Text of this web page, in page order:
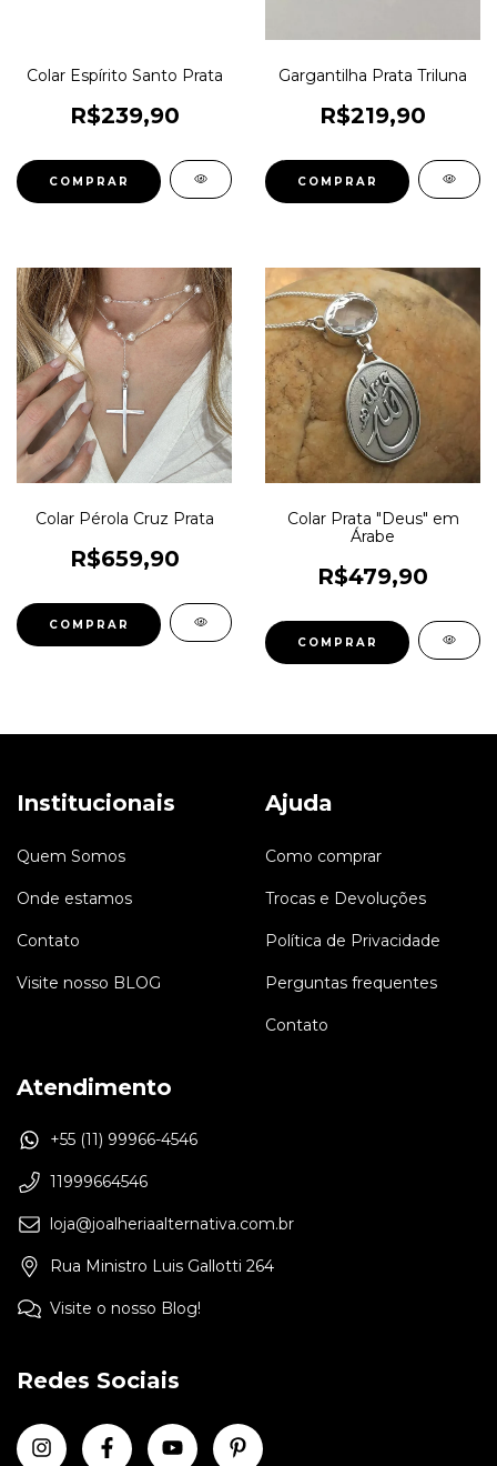
Colar Espírito Santo Prata
R$239,90
Gargantilha Prata Triluna
R$219,90
Colar Pérola Cruz Prata
R$659,90
Colar Prata "Deus" em
Árabe
R$479,90
Institucionais
Quem Somos
Onde estamos
Contato
Visite nosso BLOG
Ajuda
Como comprar
Trocas e Devoluções
Política de Privacidade
Perguntas frequentes
Contato
Atendimento
+55 (11) 99966-4546
11999664546
loja@joalheriaalternativa.com.br
Rua Ministro Luis Gallotti 264
Visite o nosso Blog!
Redes Sociais